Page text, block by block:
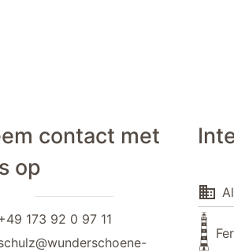
contact met
op
173 92 0 97 11
domain